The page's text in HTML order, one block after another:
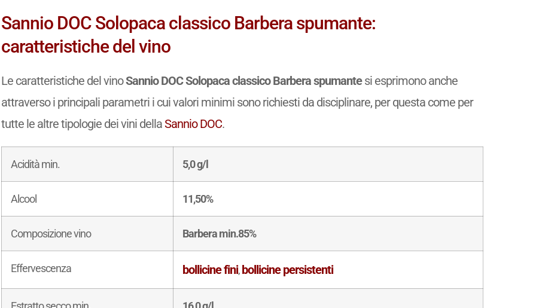
Sannio DOC Solopaca classico Barbera spumante:
caratteristiche del vino
Le caratteristiche del vinoSannio DOC Solopaca classico Barbera spumantesi esprimono anche
attraverso i principali parametri i cui valori minimi sono richiesti da disciplinare, per questa come per
tutte le altre tipologie dei vini dellaSannio DOC.
Acidità min. 5,0 g/l
Alcool 11,50%
Composizione vino Barbera min.85%
Effervescenza bollicine fini,bollicine persistenti